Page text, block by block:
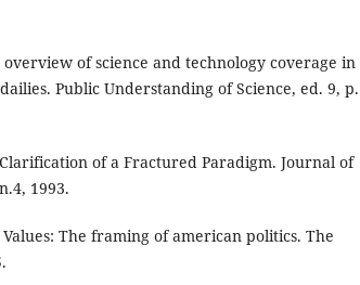
overview of science and technology coverage in
Public Understanding of Science, ed. 9, p.
of a Fractured Paradigm. Journal of
1993.
Values: The framing of american politics. The